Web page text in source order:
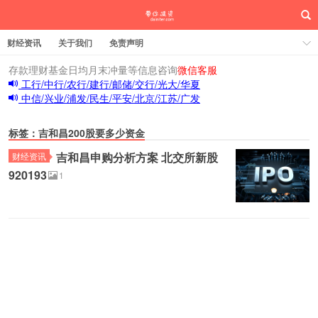
财经资讯 关于我们 免责声明
存款理财基金日均月末冲量等信息咨询微信客服
工行/中行/农行/建行/邮储/交行/光大/华夏
中信/兴业/浦发/民生/平安/北京/江苏/广发
标签：吉和昌200股要多少资金
财经资讯
吉和昌申购分析方案 北交所新股
920193
1